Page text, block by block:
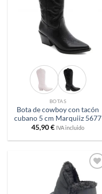
BOTAS
Bota de cowboy con tacón
cubano 5 cm Marquiiz 5677
45,90€ IVA incluido
a
deseos